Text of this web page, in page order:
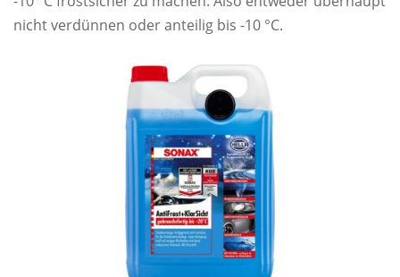
nicht verdünnen oder anteilig bis -10 °C.